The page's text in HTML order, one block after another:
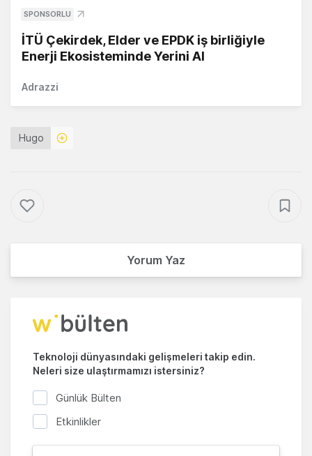
SPONSORLU
İTÜ Çekirdek, Elder ve EPDK iş birliğiyle
Enerji Ekosisteminde Yerini Al
Adrazzi
Hugo
Yorum Yaz
Teknoloji dünyasındaki gelişmeleri takip edin.
Neleri size ulaştırmamızı istersiniz?
Günlük Bülten
Etkinlikler